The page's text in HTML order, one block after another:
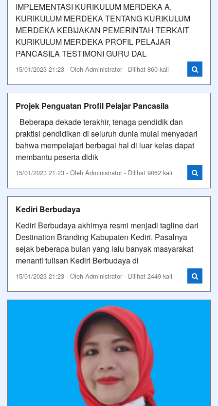
IMPLEMENTASI KURIKULUM MERDEKA A.
KURIKULUM MERDEKA TENTANG KURIKULUM
MERDEKA KEBIJAKAN PEMERINTAH TERKAIT
KURIKULUM MERDEKA PROFIL PELAJAR
PANCASILA TESTIMONI GURU DAL
15/01/2023 21:23 - Oleh Administrator - Dilihat 860 kali
Projek Penguatan Profil Pelajar Pancasila
Beberapa dekade terakhir, tenaga pendidik dan
praktisi pendidikan di seluruh dunia mulai menyadari
bahwa mempelajari berbagai hal di luar kelas dapat
membantu peserta didik
15/01/2023 21:23 - Oleh Administrator - Dilihat 9062 kali
Kediri Berbudaya
Kediri Berbudaya akhirnya resmi menjadi tagline dari
Destination Branding Kabupaten Kediri. Pasalnya
sejak beberapa bulan yang lalu banyak masyarakat
menanti tulisan Kediri Berbudaya di
15/01/2023 21:23 - Oleh Administrator - Dilihat 2449 kali